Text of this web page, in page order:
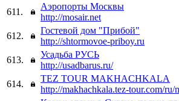
611.
Аэропорты Москвы
http://mosair.net
612.
Гостевой дом "Прибой"
http://shtormovoe-priboy.ru
613.
Усадьба РУСЬ
http://usadbarus.ru/
614.
TEZ TOUR MAKHACHKALA
http://makhachkala.tez-tour.com/ru/